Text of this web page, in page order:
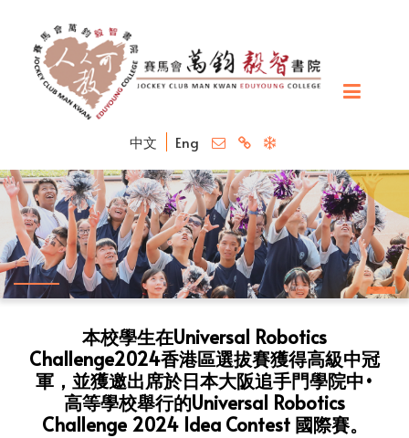
中文 Eng
本校學生在Universal Robotics
Challenge2024香港區選拔賽獲得高級中冠
軍，並獲邀出席於日本大阪追手門學院中•
高等學校舉行的Universal Robotics
Challenge 2024 Idea Contest 國際賽。